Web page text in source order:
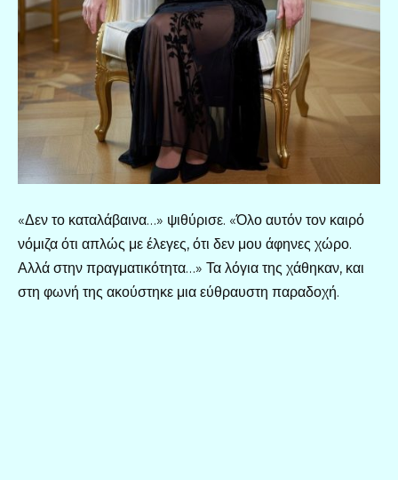
«Δεν το καταλάβαινα…» ψιθύρισε. «Όλο αυτόν τον καιρό
νόμιζα ότι απλώς με έλεγες, ότι δεν μου άφηνες χώρο.
Αλλά στην πραγματικότητα…» Τα λόγια της χάθηκαν, και
στη φωνή της ακούστηκε μια εύθραυστη παραδοχή.